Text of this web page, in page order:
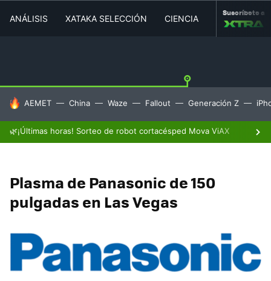
ANÁLISIS XATAKA SELECCIÓN CIENCIA MOVILIDAD
Suscríbete a
HOY SE HABLA DE
AEMET China Waze Fallout Generación Z
🌿¡Últimas horas! Sorteo de robot cortacésped Mova ViAX
Plasma de Panasonic de 150
pulgadas en Las Vegas